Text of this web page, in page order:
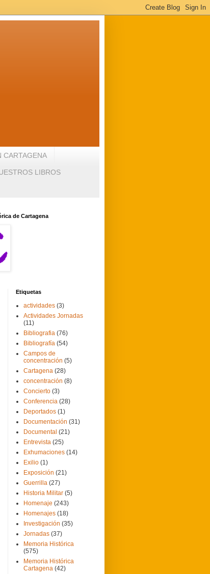
CARTAGENA
LIBROS
de Cartagena
Etiquetas
actividades (3)
Actividades Jornadas
(11)
Bibliografia (76)
Bibliografía (54)
Campos de
concentración (5)
Cartagena (28)
concentración (8)
Concierto (3)
Conferencia (28)
Deportados (1)
Documentación (31)
Documental (21)
Entrevista (25)
Exhumaciones (14)
Exilio (1)
Exposición (21)
Guerrilla (27)
Historia Militar (5)
Homenaje (243)
Homenajes (18)
Investigación (35)
Jornadas (37)
Memoria Histórica
(575)
Memoria Histórica
Cartagena (42)